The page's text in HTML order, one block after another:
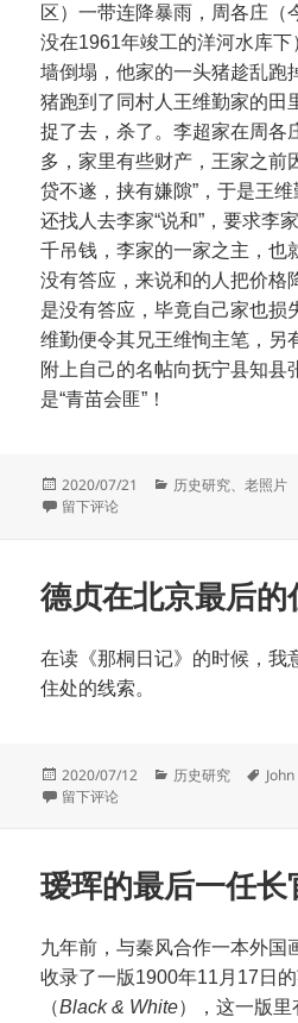
区）一带连降暴雨，周各庄（
没在1961年竣工的洋河水库下
墙倒塌，他家的一头猪趁乱跑
猪跑到了同村人王维勤家的田
捉了去，杀了。李超家在周各
多，家里有些财产，王家之前
贷不遂，挟有嫌隙”，于是王
还找人去李家“说和”，要求李
千吊钱，李家的一家之主，也
没有答应，来说和的人把价格
是没有答应，毕竟自己家也损
维勤便令其兄王维恂主笔，另
附上自己的名帖向抚宁县知县
是“青苗会匪”！
发
布
2020/07/21
分
历史研究、老照片
于一头猪引发的灭门惨案
留下评论
德贞在北京最后的
在读《那桐日记》的时候，我
住处的线索。
发
布
2020/07/12
分
历史研究
标
于德贞在北京最后的住宅
留下评论
瑷珲的最后一任长
九年前，与秦风合作一本外国
收录了一版1900年11月17日的
（Black & White），这一版里